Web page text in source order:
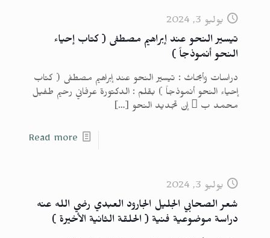
يوليو 3, 2024
تيسير النحو عند إبراهيم مصطفى ( كتاب إحياء
النحو أنموذجاً )
دراسات وأبحاث : تيسير النحو عند إبراهيم مصطفى ( كتاب
إحياء النحو أنموذجاً ) بقلم : الدكتورة عرفاني رحيم طفيل
محمد ب  إن تجديد النحو
[…]
Read more
يوليو 3, 2024
شعر الصحابي الجليل الجارود العبدي رضي الله عنه
دراسة موضوعية فنية ( الحلقة الثانية الأخيرة )